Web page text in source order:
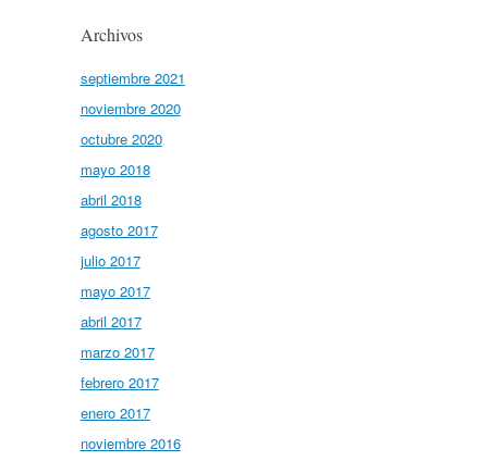
Archivos
septiembre 2021
noviembre 2020
octubre 2020
mayo 2018
abril 2018
agosto 2017
julio 2017
mayo 2017
abril 2017
marzo 2017
febrero 2017
enero 2017
noviembre 2016